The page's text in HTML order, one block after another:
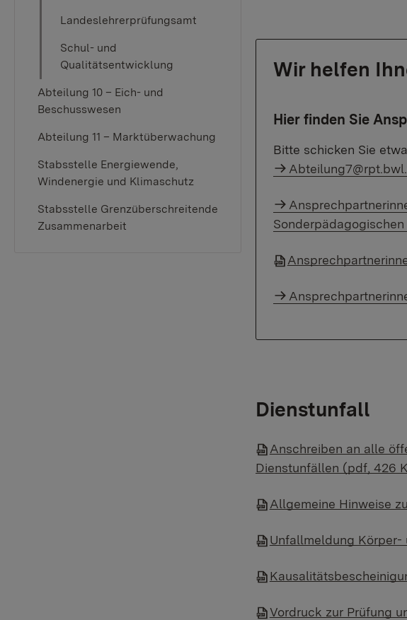
Landeslehrerprüfungsamt
Schul- und
Qualitätsentwicklung
Abteilung 10 – Eich- und
Beschusswesen
Abteilung 11 – Marktüberwachung
Stabsstelle Energiewende,
Windenergie und Klimaschutz
Stabsstelle Grenzüberschreitende
Zusammenarbeit
Wir helfen
Hier finden Sie
Bitte schicken Sie
Dienstunfall
Anschreiben an alle
Dienstunfällen (pdf, 426
Allgemeine Hinweise
Unfallmeldung Körper-
Vordruck zur Prüfung